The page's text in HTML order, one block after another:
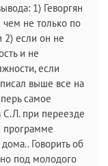
1) Геворгян
чем не только по
2) если он не
и не
если
писал выше все на
самое
С.Л. при переезде
программе
Говорить об
под молодого